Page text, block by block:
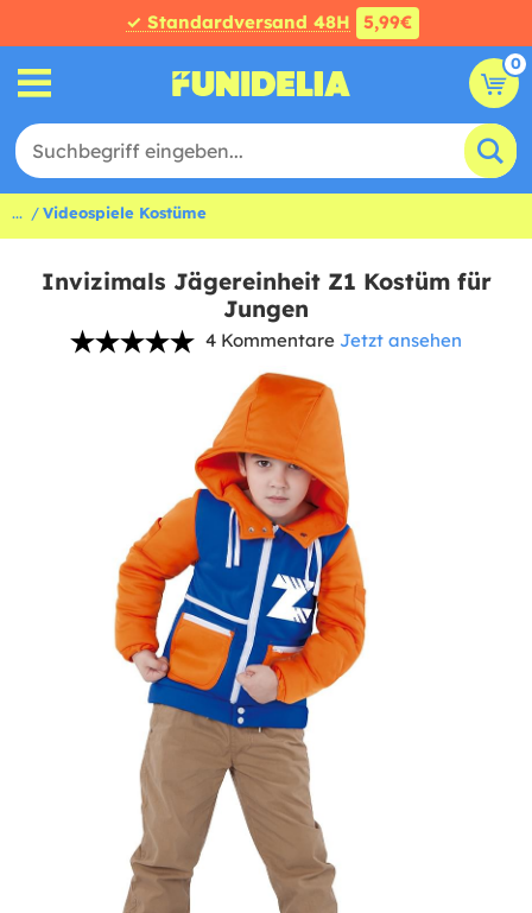
✓ Standardversand 48H 5,99€
0
... Videospiele Kostüme
Invizimals Jägereinheit Z1 Kostüm für
Jungen
4 Kommentare Jetzt ansehen